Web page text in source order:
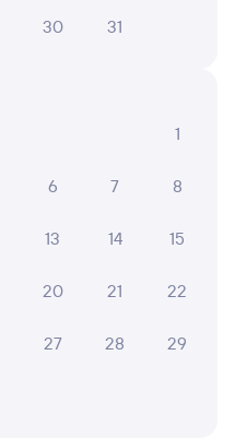
30 31
1
6 7 8
13 14 15
20 21 22
27 28 29